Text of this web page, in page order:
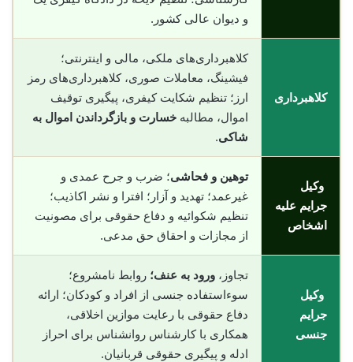
و دیوان عالی کشور.
کلاهبرداری
کلاهبرداری‌های ملکی، مالی و اینترنتی؛
فیشینگ، معاملات صوری، کلاهبرداری‌های رمز
ارز؛ تنظیم شکایت کیفری، پیگیری توقیف
اموال، مطالبه خسارت و بازگرداندن اموال به
شاکی.
وکیل
جرایم علیه
اشخاص
توهین و فحاشی؛ ضرب و جرح عمدی و
غیرعمد؛ تهدید و آزار؛ افترا و نشر اکاذیب؛
تنظیم شکوائیه و دفاع حقوقی برای مصونیت
از مجازات و احقاق حق مدعی.
وکیل
جرایم
جنسی
تجاوز، ورود به عنف؛ روابط نامشروع؛
سوءاستفاده جنسی از افراد و کودکان؛ ارائه
دفاع حقوقی با رعایت موازین اخلاقی،
همکاری با کارشناس روانشناس برای احراز
ادله و پیگیری حقوقی قربانیان.